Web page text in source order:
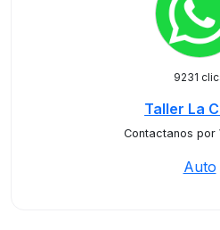
9231
Taller La
Contactanos por
Auto